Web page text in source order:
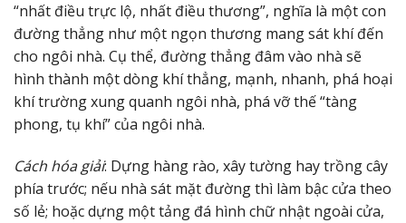
“nhất điều trực lộ, nhất điều thương”, nghĩa là một con
đường thẳng như một ngọn thương mang sát khí đến
cho ngôi nhà. Cụ thể, đường thẳng đâm vào nhà sẽ
hình thành một dòng khí thẳng, mạnh, nhanh, phá hoại
khí trường xung quanh ngôi nhà, phá vỡ thế “tàng
phong, tụ khí” của ngôi nhà.
Cách hóa giải: Dựng hàng rào, xây tường hay trồng cây
phía trước; nếu nhà sát mặt đường thì làm bậc cửa theo
số lẻ; hoặc dựng một tảng đá hình chữ nhật ngoài cửa,